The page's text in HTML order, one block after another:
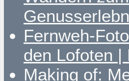
Fernweh-
den Lofoten |
Making of: